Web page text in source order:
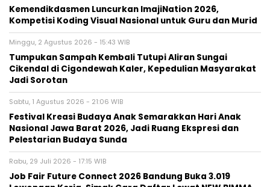
Kemendikdasmen Luncurkan ImajiNation 2026,
Kompetisi Koding Visual Nasional untuk Guru dan Murid
Minggu, 2 Agustus 2026 - 15:43 WIB
Tumpukan Sampah Kembali Tutupi Aliran Sungai
Cikendal di Cigondewah Kaler, Kepedulian Masyarakat
Jadi Sorotan
Sabtu, 1 Agustus 2026 - 21:06 WIB
Festival Kreasi Budaya Anak Semarakkan Hari Anak
Nasional Jawa Barat 2026, Jadi Ruang Ekspresi dan
Pelestarian Budaya Sunda
Rabu, 29 Juli 2026 - 17:15 WIB
Job Fair Future Connect 2026 Bandung Buka 3.019